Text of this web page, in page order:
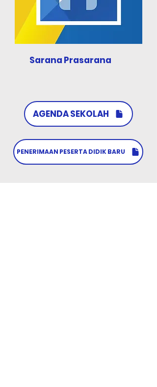
Sarana Prasarana
AGENDA SEKOLAH
PENERIMAAN PESERTA DIDIK BARU